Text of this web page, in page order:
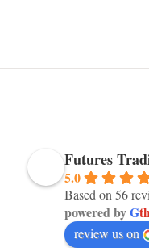
Futures
5.0
Based on 56
powered byG
review us on